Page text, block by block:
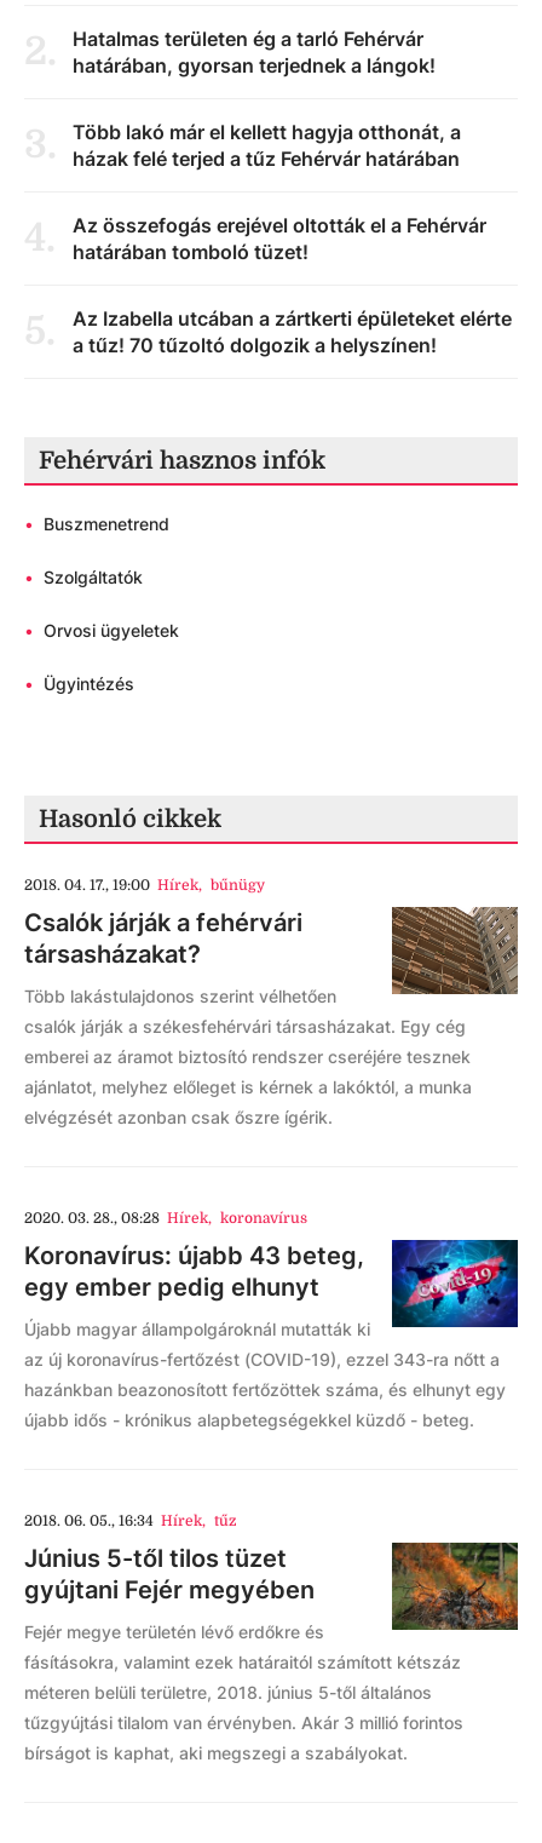
2.
Hatalmas területen ég a tarló Fehérvár
határában, gyorsan terjednek a lángok!
3.
Több lakó már el kellett hagyja otthonát, a
házak felé terjed a tűz Fehérvár határában
4.
Az összefogás erejével oltották el a Fehérvár
határában tomboló tüzet!
5.
Az Izabella utcában a zártkerti épületeket elérte
a tűz! 70 tűzoltó dolgozik a helyszínen!
Fehérvári hasznos infók
• Buszmenetrend
• Szolgáltatók
• Orvosi ügyeletek
• Ügyintézés
Hasonló cikkek
2018. 04. 17., 19:00 Hírek, bűnügy
Csalók járják a fehérvári
társasházakat?
Több lakástulajdonos szerint vélhetően
csalók járják a székesfehérvári társasházakat. Egy cég
emberei az áramot biztosító rendszer cseréjére tesznek
ajánlatot, melyhez előleget is kérnek a lakóktól, a munka
elvégzését azonban csak őszre ígérik.
2020. 03. 28., 08:28 Hírek, koronavírus
Koronavírus: újabb 43 beteg,
egy ember pedig elhunyt
Újabb magyar állampolgároknál mutatták ki
az új koronavírus-fertőzést (COVID-19), ezzel 343-ra nőtt a
hazánkban beazonosított fertőzöttek száma, és elhunyt egy
újabb idős - krónikus alapbetegségekkel küzdő - beteg.
2018. 06. 05., 16:34 Hírek, tűz
Június 5-től tilos tüzet
gyújtani Fejér megyében
Fejér megye területén lévő erdőkre és
fásításokra, valamint ezek határaitól számított kétszáz
méteren belüli területre, 2018. június 5-től általános
tűzgyújtási tilalom van érvényben. Akár 3 millió forintos
bírságot is kaphat, aki megszegi a szabályokat.